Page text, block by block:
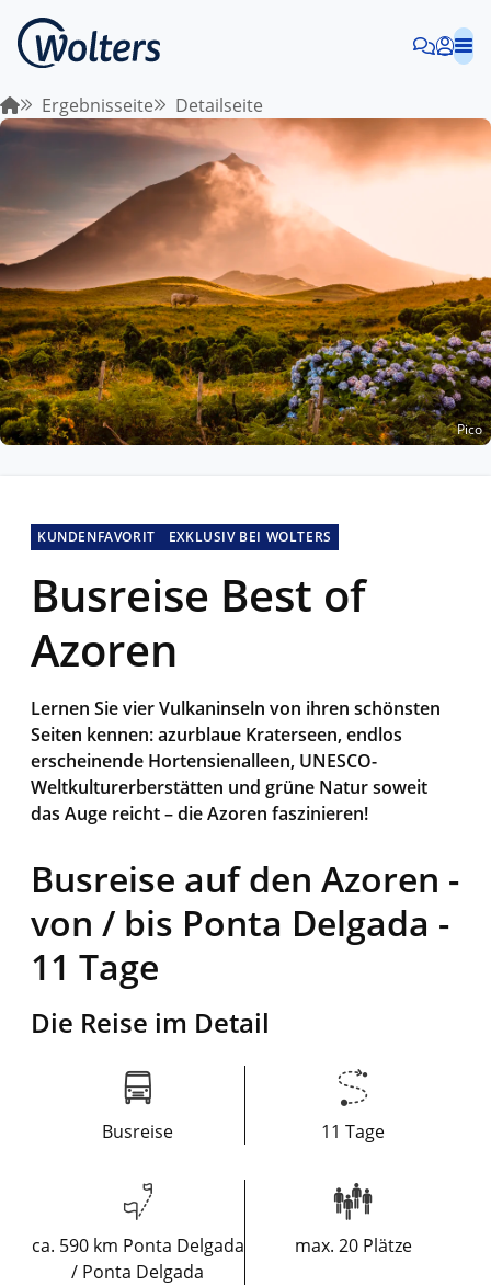
Ergebnisseite Detailseite
Pico
KUNDENFAVORIT EXKLUSIV BEI WOLTERS
Busreise Best of
Azoren
Lernen Sie vier Vulkaninseln von ihren schönsten
Seiten kennen: azurblaue Kraterseen, endlos
erscheinende Hortensienalleen, UNESCO-
Weltkulturerberstätten und grüne Natur soweit
das Auge reicht – die Azoren faszinieren!
Busreise auf den Azoren -
von / bis Ponta Delgada -
11 Tage
Die Reise im Detail
Busreise 11 Tage
ca. 590 km Ponta Delgada
/ Ponta Delgada
max. 20 Plätze